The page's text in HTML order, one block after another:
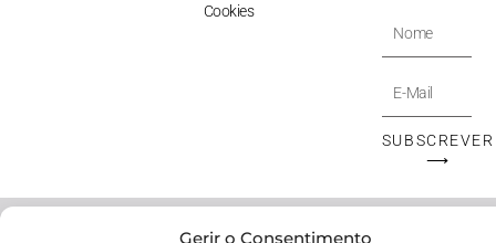
Gerir o Consentimento
Cookies
Nome
E-
Mail
SUBSCREVER
⟶